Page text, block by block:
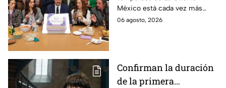
entre los fans
México está cada vez más
cerca, pues el elenco ya se
06 agosto, 2026
Confirman la duración
de la primera